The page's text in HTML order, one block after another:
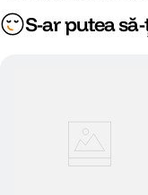
S-ar putea